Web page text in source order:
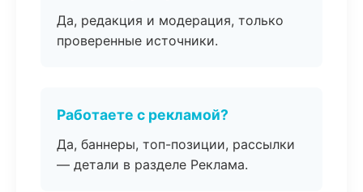
Да, редакция и модерация, только
проверенные источники.
Работаете с рекламой?
Да, баннеры, топ-позиции, рассылки
— детали в разделе Реклама.